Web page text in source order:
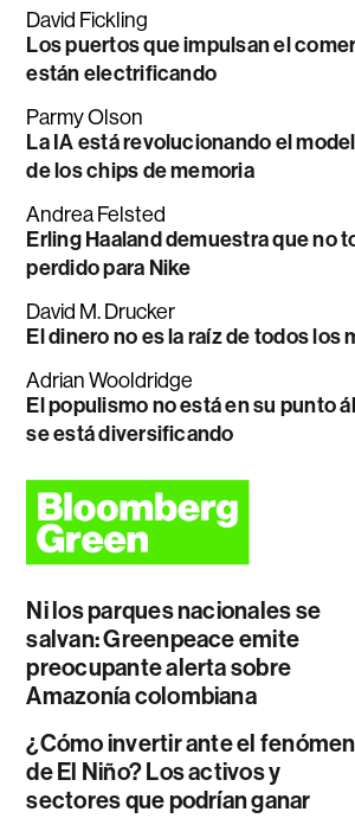
David Fickling
Los puertos que impulsan el
están electrificando
Parmy Olson
La IA está revolucionando el
de los chips de memoria
Andrea Felsted
Erling Haaland demuestra que no
perdido para Nike
David M. Drucker
El dinero no es la raíz de todos los
Adrian Wooldridge
El populismo no está en su punto
se está diversificando
Ni los parques nacionales se
salvan: Greenpeace emite
preocupante alerta sobre
Amazonía colombiana
¿Cómo invertir ante el
de El Niño? Los activos y
sectores que podrían ganar